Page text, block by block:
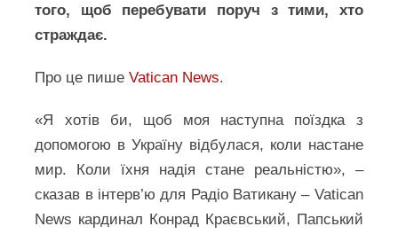
того, щоб перебувати поруч з тими, хто
страждає.
Про це пишеVatican News.
«Я хотів би, щоб моя наступна поїздка з
допомогою в Україну відбулася, коли настане
мир. Коли їхня надія стане реальністю», –
сказав в інтерв’ю для Радіо Ватикану – Vatican
News кардинал Конрад Краєвський, Папський